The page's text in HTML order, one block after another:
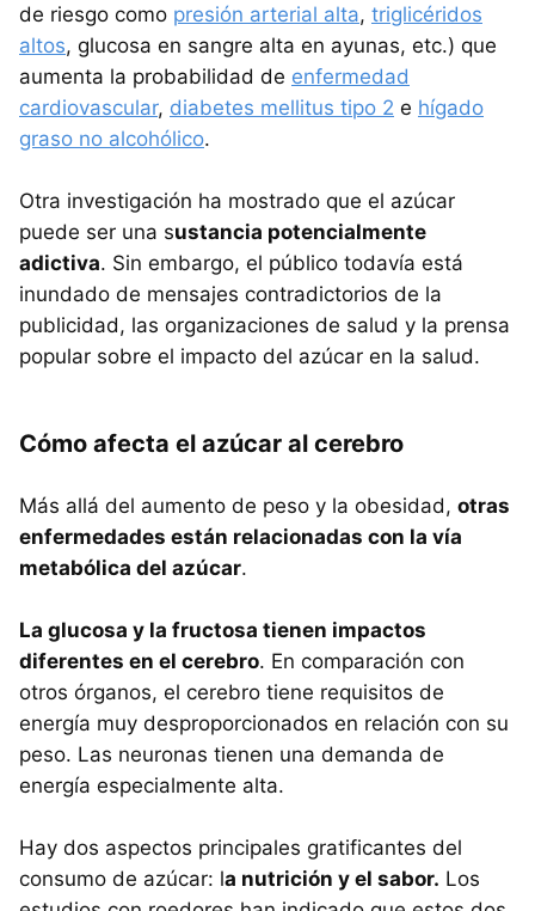
de riesgo como presión arterial alta, triglicéridos
altos, glucosa en sangre alta en ayunas, etc.) que
aumenta la probabilidad de enfermedad
cardiovascular, diabetes mellitus tipo 2 e hígado
graso no alcohólico.
Otra investigación ha mostrado que el azúcar
puede ser una sustancia potencialmente
adictiva. Sin embargo, el público todavía está
inundado de mensajes contradictorios de la
publicidad, las organizaciones de salud y la prensa
popular sobre el impacto del azúcar en la salud.
Cómo afecta el azúcar al cerebro
Más allá del aumento de peso y la obesidad, otras
enfermedades están relacionadas con la vía
metabólica del azúcar.
La glucosa y la fructosa tienen impactos
diferentes en el cerebro. En comparación con
otros órganos, el cerebro tiene requisitos de
energía muy desproporcionados en relación con su
peso. Las neuronas tienen una demanda de
energía especialmente alta.
Hay dos aspectos principales gratificantes del
consumo de azúcar: la nutrición y el sabor. Los